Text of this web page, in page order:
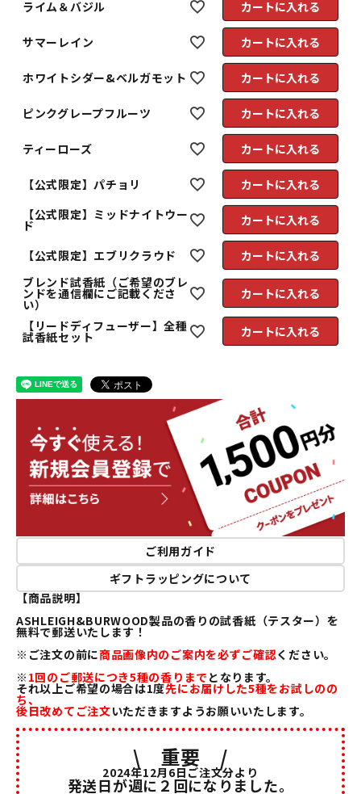
ライム＆バジル カートに入れる
サマーレイン カートに入れる
ホワイトシダー&ベルガモット カートに入れる
ピンクグレープフルーツ カートに入れる
ティーローズ カートに入れる
【公式限定】パチョリ
カートに入れる
【公式限定】ミッドナイトウー
ド カートに入れる
【公式限定】エブリクラウド
カートに入れる
ブレンド試香紙（ご希望のブレ
ンドを通信欄にご記載くださ
い）
カートに入れる
【リードディフューザー】全種
試香紙セット カートに入れる
ご利用ガイド
ギフトラッピングについて
【商品説明】
ASHLEIGH&BURWOOD製品の香りの試香紙（テスター）を
無料で郵送いたします！
※ご注文の前に商品画像内のご案内を必ずご確認ください。
※ 1回のご郵送につき5種の香りまで となります。
それ以上ご希望の場合は1度先にお届けした5種をお試しのの
ち、
後日改めてご注文いただきますようお願いいたします。
\ 重要 /
2024年12月6日ご注文分より
発送日が週に２回になりました。